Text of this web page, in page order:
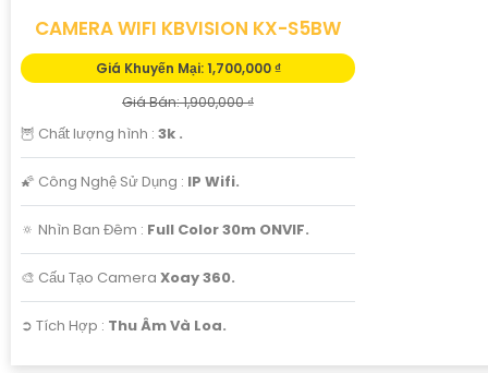
CAMERA WIFI KBVISION KX-S5BW
Giá Khuyến Mại: 1,700,000 ₫
Giá Bán: 1,900,000 ₫
🦉 Chất lượng hình : 3k .
🌠 Công Nghệ Sử Dụng : IP Wifi.
🔅 Nhìn Ban Đêm : Full Color 30m ONVIF.
🎨 Cấu Tạo Camera Xoay 360.
️➲ Tích Hợp : Thu Âm Và Loa.